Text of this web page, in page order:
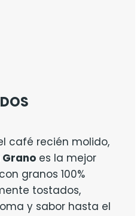
café recién molido,
es la mejor
granos 100%
tostados,
y sabor hasta el